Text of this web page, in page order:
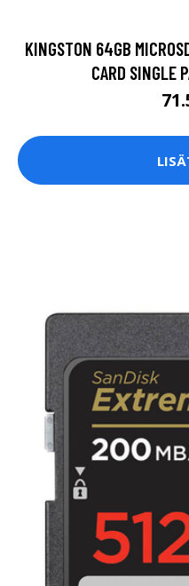
KINGSTON 64GB
CARD SINGLE